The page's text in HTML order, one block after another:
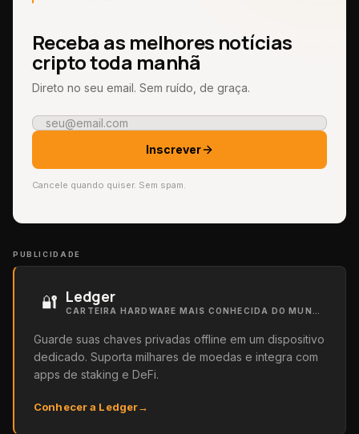
Receba as melhores notícias
cripto toda manhã
Direto no seu email. Sem ruído, de graça.
Inscrever
Cancele quando quiser. Sem spam.
PUBLICIDADE
🔐 Ledger
Guarde suas chaves privadas offline em um dispositivo
dedicado. Suporta milhares de moedas e integra com
apps de staking e DeFi.
Conhecer a Ledger→